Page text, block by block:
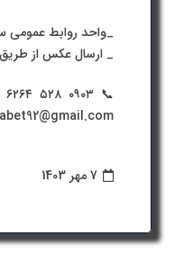
_واحد روابط عمومی
_ ارسال عکس از
📞 ‌ ۰۹۰۳‌ ۵۲۸ ‌ ۶۲۶۴
7 مهر 1403